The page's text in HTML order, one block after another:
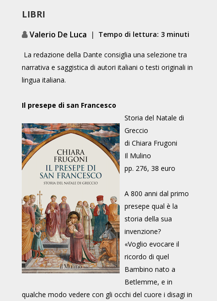
LIBRI
Valerio De Luca | Tempo di lettura: 3 minuti
La redazione della Dante consiglia una selezione tra
narrativa e saggistica di autori italiani o testi originali in
lingua italiana.
Il presepe di san Francesco
Storia del Natale di
Greccio
di Chiara Frugoni
Il Mulino
pp. 276, 38 euro
A 800 anni dal primo
presepe qual è la
storia della sua
invenzione?
«Voglio evocare il
ricordo di quel
Bambino nato a
Betlemme, e in
qualche modo vedere con gli occhi del cuore i disagi in